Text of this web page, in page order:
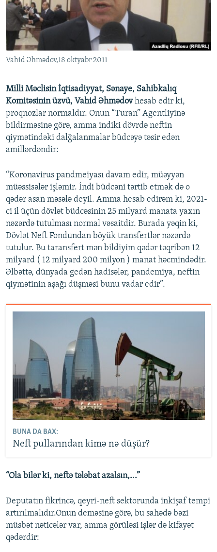
Vahid Əhmədov,18 oktyabr 2011
Milli Məclisin İqtisadiyyat, Sənaye, Sahibkalıq
Komitəsinin üzvü, Vahid Əhmədovhesab edir ki,
proqnozlar normaldır. Onun “Turan” Agentliyinə
bildirməsinə görə, amma indiki dövrdə neftin
qiymətindəki dalğalanmalar büdcəyə təsir edən
amillərdəndir:
“Koronavirus pandmeiyası davam edir, müəyyən
müəssisələr işləmir. İndi büdcəni tərtib etmək də o
qədər asan məsələ deyil. Amma hesab edirəm ki, 2021-
ci il üçün dövlət büdcəsinin 25 milyard manata yaxın
nəzərdə tutulması normal vəsaitdir. Burada yəqin ki,
Dövlət Neft Fondundan böyük transfertlər nəzərdə
tutulur. Bu taransfert mən bildiyim qədər təqribən 12
milyard ( 12 milyard 200 milyon ) manat həcmindədir.
Əlbəttə, dünyada gedən hadisələr, pandemiya, neftin
qiymətinin aşağı düşməsi bunu vadar edir”.
BUNA DA BAX:
Neft pullarından kimə nə düşür?
“Ola bilər ki, neftə tələbat azalsın,...”
Deputatın fikrincə, qeyri-neft sektorunda inkişaf tempi
artırılmalıdır.Onun deməsinə görə, bu sahədə bəzi
müsbət nəticələr var, amma görüləsi işlər də kifayət
qədərdir: